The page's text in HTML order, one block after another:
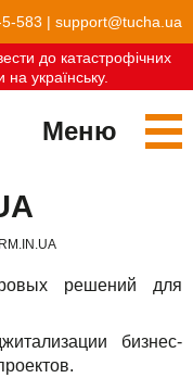
583 | support@tucha.ua
до катастрофічних
українську.
Меню
решений для
бизнес-